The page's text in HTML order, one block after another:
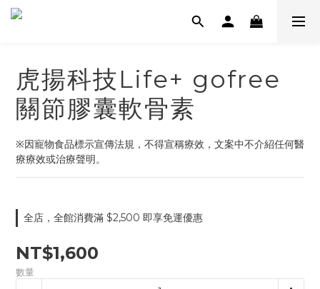
虎揚科技Life+ gofree
關節膠囊軟骨素
※因寵物食品標示宣傳法規，不得宣稱療效，文案中不介紹任何醫
療療效或治療聲明。
全店，全館消費滿 $2,500 即享免運優惠
NT$1,600
數量